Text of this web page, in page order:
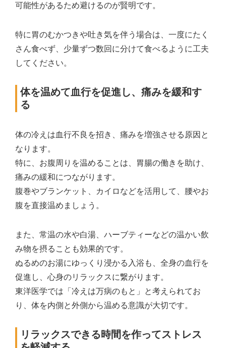
可能性があるため避けるのが賢明です。
特に胃のむかつきや吐き気を伴う場合は、一度にたく
さん食べず、少量ずつ数回に分けて食べるように工夫
してください。
体を温めて血行を促進し、痛みを緩和す
る
体の冷えは血行不良を招き、痛みを増強させる原因と
なります。
特に、お腹周りを温めることは、胃腸の働きを助け、
痛みの緩和につながります。
腹巻やブランケット、カイロなどを活用して、腰やお
腹を直接温めましょう。
また、常温の水や白湯、ハーブティーなどの温かい飲
み物を摂ることも効果的です。
ぬるめのお湯にゆっくり浸かる入浴も、全身の血行を
促進し、心身のリラックスに繋がります。
東洋医学では「冷えは万病のもと」と考えられてお
り、体を内側と外側から温める意識が大切です。
リラックスできる時間を作ってストレス